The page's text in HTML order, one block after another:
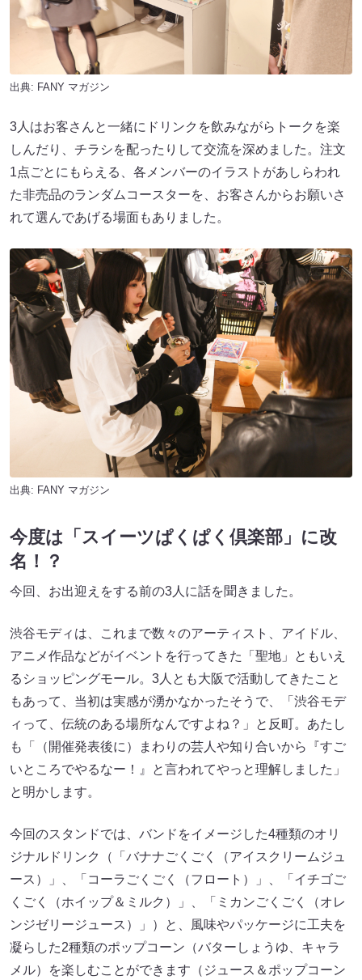
出典: FANY マガジン
3人はお客さんと一緒にドリンクを飲みながらトークを楽
しんだり、チラシを配ったりして交流を深めました。注文
1点ごとにもらえる、各メンバーのイラストがあしらわれ
た非売品のランダムコースターを、お客さんからお願いさ
れて選んであげる場面もありました。
出典: FANY マガジン
今度は「スイーツぱくぱく倶楽部」に改
名！？
今回、お出迎えをする前の3人に話を聞きました。
渋谷モディは、これまで数々のアーティスト、アイドル、
アニメ作品などがイベントを行ってきた「聖地」ともいえ
るショッピングモール。3人とも大阪で活動してきたこと
もあって、当初は実感が湧かなかったそうで、「渋谷モデ
ィって、伝統のある場所なんですよね？」と反町。あたし
も「（開催発表後に）まわりの芸人や知り合いから『すご
いところでやるなー！』と言われてやっと理解しました」
と明かします。
今回のスタンドでは、バンドをイメージした4種類のオリ
ジナルドリンク（「バナナごくごく（アイスクリームジュ
ース）」、「コーラごくごく（フロート）」、「イチゴご
くごく（ホイップ＆ミルク）」、「ミカンごくごく（オレ
ンジゼリージュース）」）と、風味やパッケージに工夫を
凝らした2種類のポップコーン（バターしょうゆ、キャラ
メル）を楽しむことができます（ジュース＆ポップコーン